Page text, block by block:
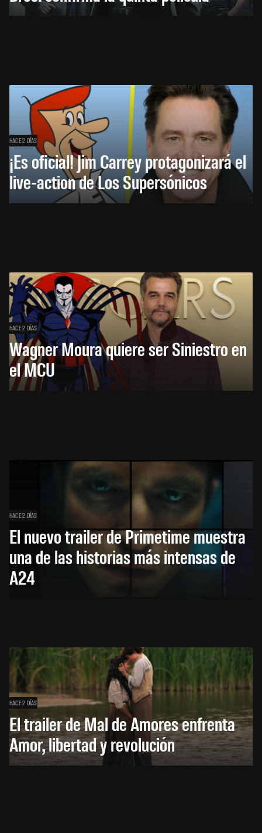
HACE 2 DÍAS
¡Es oficial! Jim Carrey protagonizará el
live-action de Los Supersónicos
HACE 2 DÍAS
Wagner Moura quiere ser Siniestro en
el MCU
HACE 2 DÍAS
El nuevo trailer de Primetime muestra
una de las historias más intensas de
A24
HACE 2 DÍAS
El trailer de Mal de Amores enfrenta
Amor, libertad y revolución